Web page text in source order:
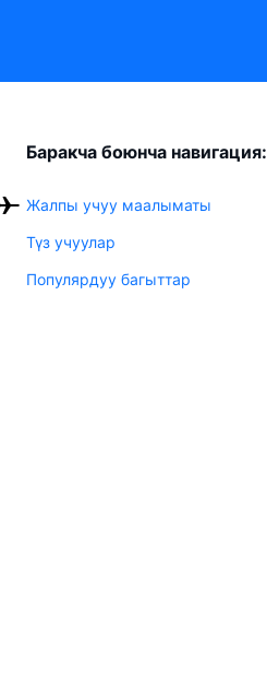
Баракча боюнча навигация:
Жалпы учуу маалыматы
Түз учуулар
Популярдуу багыттар